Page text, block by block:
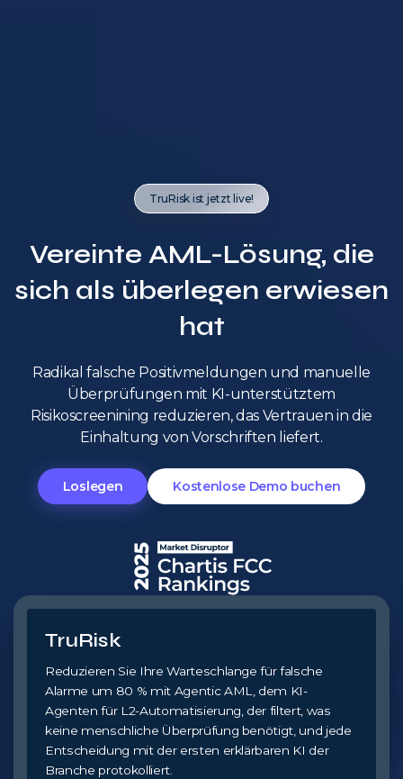
TruRisk ist jetzt live!
Vereinte AML-Lösung, die
sich als überlegen erwiesen
hat
Radikal falsche Positivmeldungen und manuelle
Überprüfungen mit KI-unterstütztem
Risikoscreenining reduzieren, das Vertrauen in die
Einhaltung von Vorschriften liefert.
Loslegen Kostenlose Demo buchen
TruRisk
Reduzieren Sie Ihre Warteschlange für falsche
Alarme um 80 % mit Agentic AML, dem KI-
Agenten für L2-Automatisierung, der filtert, was
keine menschliche Überprüfung benötigt, und jede
Entscheidung mit der ersten erklärbaren KI der
Branche protokolliert.